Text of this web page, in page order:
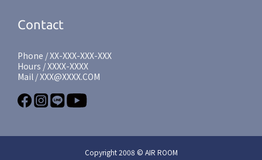
Contact
Phone / XX-XXX-XXX-XXX
Hours / XXXX-XXXX
Mail / XXX@XXXX.COM
Copyright 2008 © AIR ROOM